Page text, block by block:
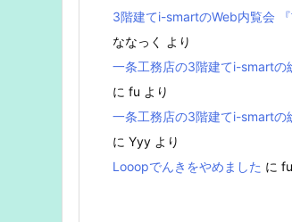
3階建てi-smartのWeb内覧会 『
ななっく
より
一条工務店の3階建てi-smartの
に fu より
一条工務店の3階建てi-smartの
に Yyy より
Looopでんきをやめました に fu